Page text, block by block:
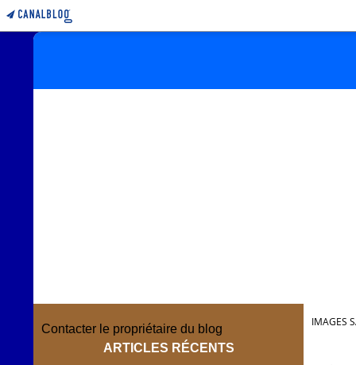
Contacter le propriétaire du blog
ARTICLES RÉCENTS
IMAGES